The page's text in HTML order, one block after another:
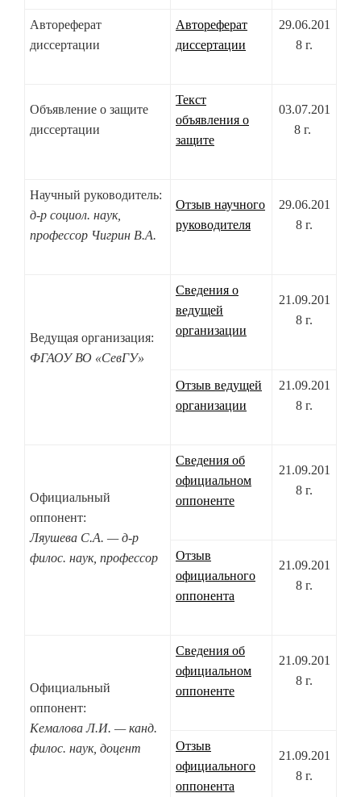
Автореферат
диссертации
Автореферат
диссертации
29.06.201
8 г.
Объявление о защите
диссертации
Текст
объявления о
защите
03.07.201
8 г.
Научный руководитель:
д-р социол. наук,
профессор Чигрин В.А.
Отзыв научного
руководителя
29.06.201
8 г.
Ведущая организация:
ФГАОУ ВО «СевГУ»
Сведения о
ведущей
организации
21.09.201
8 г.
Отзыв ведущей
организации
21.09.201
8 г.
Официальный
оппонент:
Ляушева С.А. — д-р
филос. наук, профессор
Сведения об
официальном
оппоненте
21.09.201
8 г.
Отзыв
официального
оппонента
21.09.201
8 г.
Официальный
оппонент:
Кемалова Л.И. — канд.
филос. наук, доцент
Сведения об
официальном
оппоненте
21.09.201
8 г.
Отзыв
официального
оппонента
21.09.201
8 г.